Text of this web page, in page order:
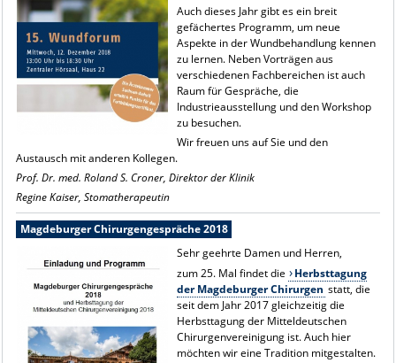
Auch dieses Jahr gibt es ein breit
gefächertes Programm, um neue
Aspekte in der Wundbehandlung kennen
zu lernen. Neben Vorträgen aus
verschiedenen Fachbereichen ist auch
Raum für Gespräche, die
Industrieausstellung und den Workshop
zu besuchen.
Wir freuen uns auf Sie und den
Austausch mit anderen Kollegen.
Prof. Dr. med. Roland S. Croner, Direktor der Klinik
Regine Kaiser, Stomatherapeutin
Magdeburger Chirurgengespräche 2018
Sehr geehrte Damen und Herren,
zum 25. Mal findet die
Herbsttagung
der Magdeburger Chirurgen statt, die
seit dem Jahr 2017 gleichzeitig die
Herbsttagung der Mitteldeutschen
Chirurgenvereinigung ist. Auch hier
möchten wir eine Tradition mitgestalten.